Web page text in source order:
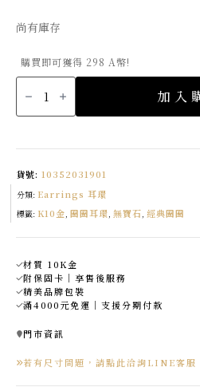
尚有庫存
購買即可獲得 298 A幣!
K10
紋
耳
量
加入
貨號: 10352031901
分類: Earrings 耳環
標籤: K10金 圈圈耳環 無寶石 經典圈圈
材質 10K金
附保固卡｜享售後服務
精美品牌包裝
滿4000元免運｜支援分期付款
門市資訊
若有尺寸問題，請點此洽詢LINE客服